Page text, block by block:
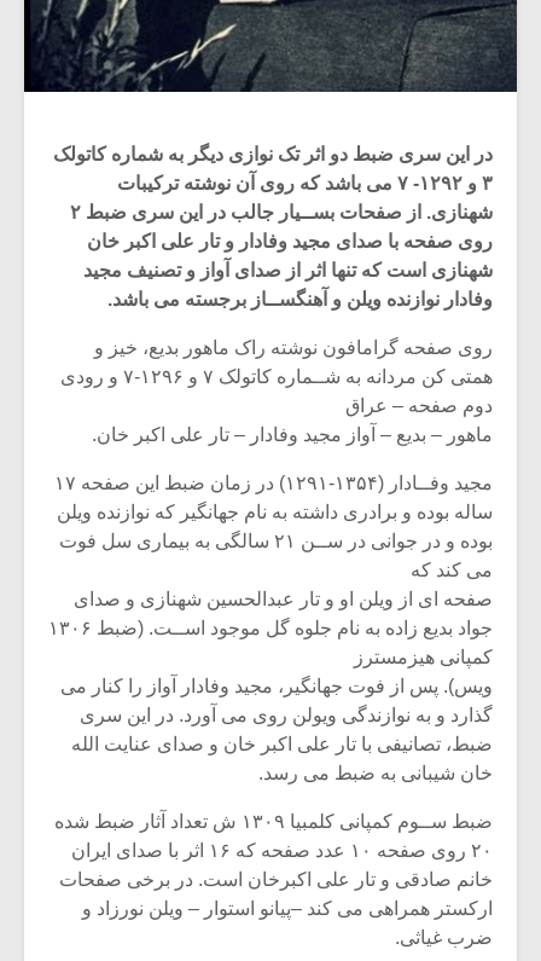
در این سری ضبط دو اثر تک نوازی دیگر به شماره کاتولک
۳ و ۱۲۹۲- ۷ می باشد که روی آن نوشته ترکیبات
شهنازی. از صفحات بســیار جالب در این سری ضبط ۲
روی صفحه با صدای مجید وفادار و تار علی اکبر خان
شهنازی است که تنها اثر از صدای آواز و تصنیف مجید
وفادار نوازنده ویلن و آهنگســاز برجسته می باشد.
روی صفحه گرامافون نوشته راک ماهور بدیع، خیز و
همتی کن مردانه به شــماره کاتولک ۷ و ۱۲۹۶-۷ و رودی
دوم صفحه – عراق
ماهور – بدیع – آواز مجید وفادار – تار علی اکبر خان.
مجید وفــادار (۱۳۵۴-۱۲۹۱) در زمان ضبط این صفحه ۱۷
ساله بوده و برادری داشته به نام جهانگیر که نوازنده ویلن
بوده و در جوانی در ســن ۲۱ سالگی به بیماری سل فوت
می کند که
صفحه ای از ویلن او و تار عبدالحسین شهنازی و صدای
جواد بدیع زاده به نام جلوه گل موجود اســت. (ضبط ۱۳۰۶
کمپانی هیزمسترز
ویس). پس از فوت جهانگیر، مجید وفادار آواز را کنار می
گذارد و به نوازندگی ویولن روی می آورد. در این سری
ضبط، تصانیفی با تار علی اکبر خان و صدای عنایت الله
خان شیبانی به ضبط می رسد.
ضبط ســوم کمپانی کلمبیا ۱۳۰۹ ش تعداد آثار ضبط شده
۲۰ روی صفحه ۱۰ عدد صفحه که ۱۶ اثر با صدای ایران
خانم صادقی و تار علی اکبرخان است. در برخی صفحات
ارکستر همراهی می کند –پیانو استوار – ویلن نورزاد و
ضرب غیاثی.
میکلوش روژا
یادداشتی بر موسیقی
متن فیلم «متری